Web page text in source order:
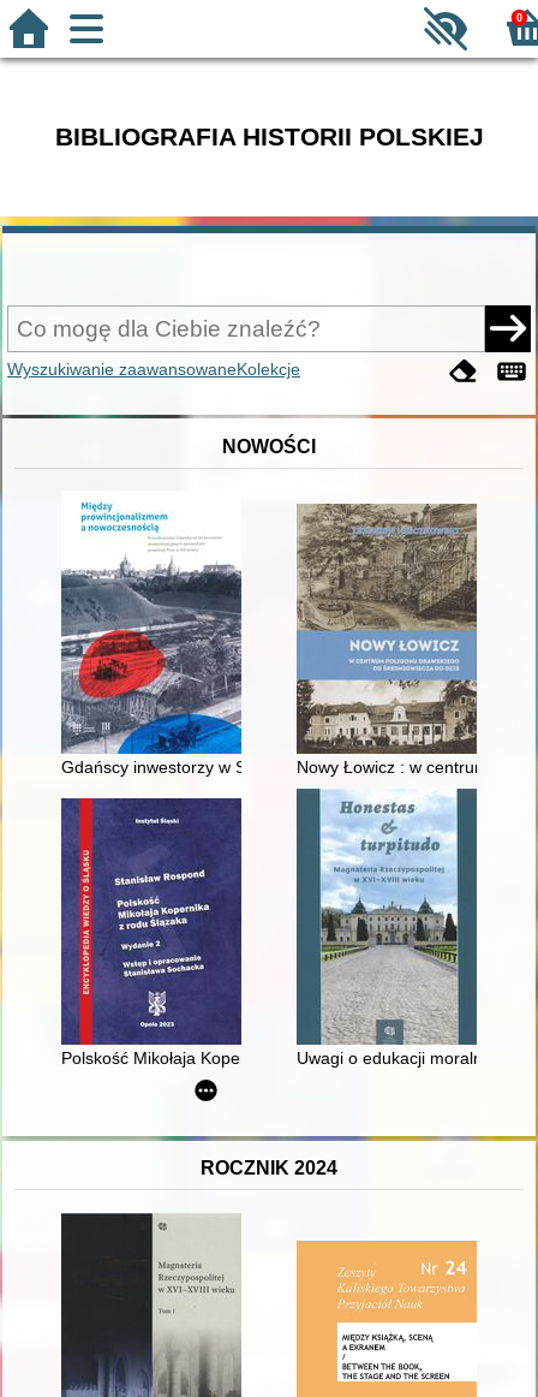
0
BIBLIOGRAFIA HISTORII POLSKIEJ
Wyszukiwanie zaawansowaneKolekcje
NOWOŚCI
Gdańscy inwestorzy w Sopocie : prestiż finansowy i
Nowy Łowicz : w centrum
Polskość Mikołaja Kopernika z rodu ŚlązakaUwagi o edukacji moralnej
ROCZNIK 2024